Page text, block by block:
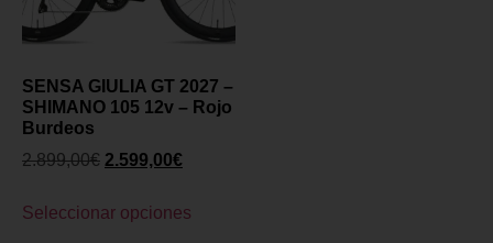
SENSA GIULIA GT 2027 –
SHIMANO 105 12v – Rojo
Burdeos
2.899,00€ 2.599,00€
Seleccionar opciones